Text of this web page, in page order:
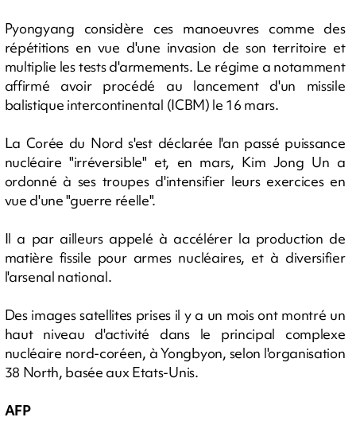
Pyongyang considère ces manoeuvres comme des
répétitions en vue d'une invasion de son territoire et
multiplie les tests d'armements. Le régime a notamment
affirmé avoir procédé au lancement d'un missile
balistique intercontinental (ICBM) le 16 mars.
La Corée du Nord s'est déclarée l'an passé puissance
nucléaire "irréversible" et, en mars, Kim Jong Un a
ordonné à ses troupes d'intensifier leurs exercices en
vue d'une "guerre réelle".
Il a par ailleurs appelé à accélérer la production de
matière fissile pour armes nucléaires, et à diversifier
l'arsenal national.
Des images satellites prises il y a un mois ont montré un
haut niveau d'activité dans le principal complexe
nucléaire nord-coréen, à Yongbyon, selon l'organisation
38 North, basée aux Etats-Unis.
AFP